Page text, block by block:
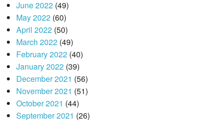
June 2022(49)
May 2022(60)
April 2022(50)
March 2022(49)
February 2022(40)
January 2022(39)
December 2021 (56)
November 2021 (51)
October 2021 (44)
September 2021 (26)